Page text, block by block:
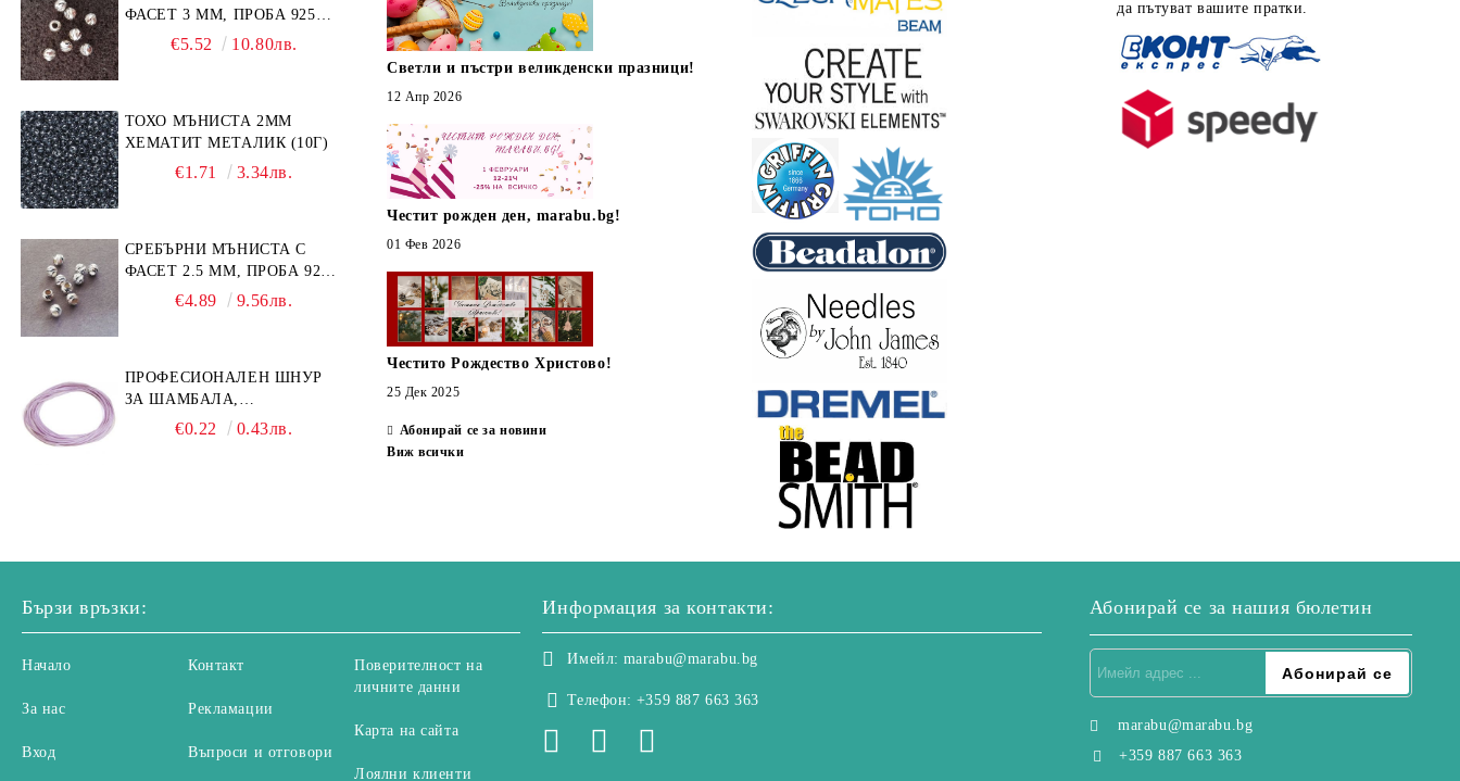
ФАСЕТ 3 ММ, ПРОБА 925
(10БР)€5.52 10.80лв.
ТОХО МЪНИСТА 2ММ
ХЕМАТИТ МЕТАЛИК (10Г)
€1.71 3.34лв.
СРЕБЪРНИ МЪНИСТА С
ФАСЕТ 2.5 ММ, ПРОБА 925
€4.89 9.56лв.
ПРОФЕСИОНАЛЕН ШНУР
ЗА ШАМБАЛА,
МИКРОМАКРАМЕ И
€0.22 0.43лв.
Светли и пъстри великденски празници!
12 Апр 2026
Честит рожден ден, marabu.bg!
01 Фев 2026
Честито Рождество Христово!
25 Дек 2025
Абонирай се за новини
Виж всички
да пътуват вашите пратки.
Бързи връзки:
Начало
За нас
Вход
Контакт
Рекламации
Въпроси и отговори
Поверителност на
личните данни
Карта на сайта
Лоялни клиенти
Информация за контакти:
Имейл: marabu@marabu.bg
Телефон: +359 887 663 363
Абонирай се за нашия бюлетин
marabu@marabu.bg
+359 887 663 363